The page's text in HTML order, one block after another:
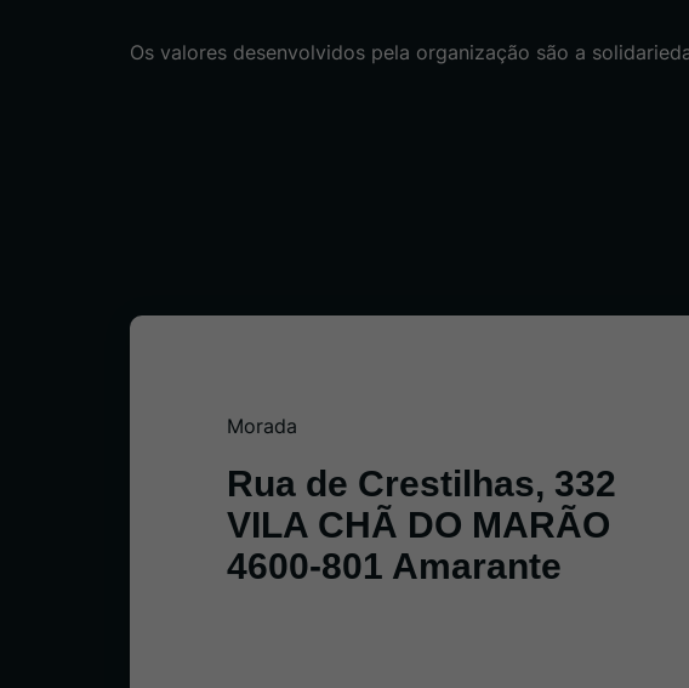
Os valores desenvolvidos pela organização são a
Morada
Rua de Crestilhas, 332
VILA CHÃ DO MARÃO
4600-801 Amarante